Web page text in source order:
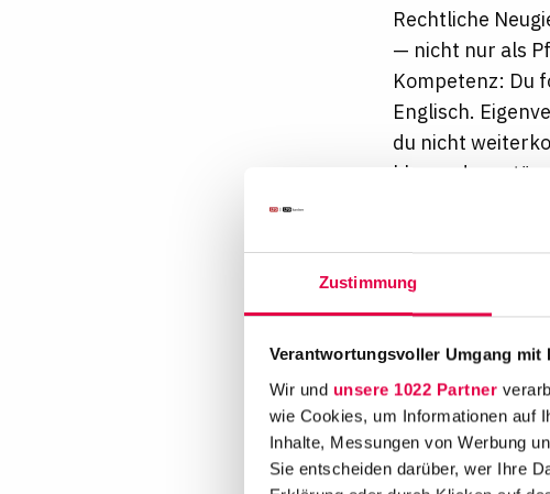
Zustimmung
Verantwortungsvoller Umgang mit
Wir und unsere 1022 Partner
wie Cookies, um Informationen auf
Inhalte, Messungen von Werbung
Sie entscheiden darüber, wer Ihre
Rechtliche
— nicht nur als
Kompetenz: Du
Englisch.
du nicht
klar und
Du arbeitest
Warum Du
Ländern
Hansefit-App
Angeboten